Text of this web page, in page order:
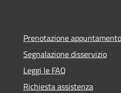
Prenotazione appuntamento
Segnalazione disservizio
Leggi le FAQ
Richiesta assistenza